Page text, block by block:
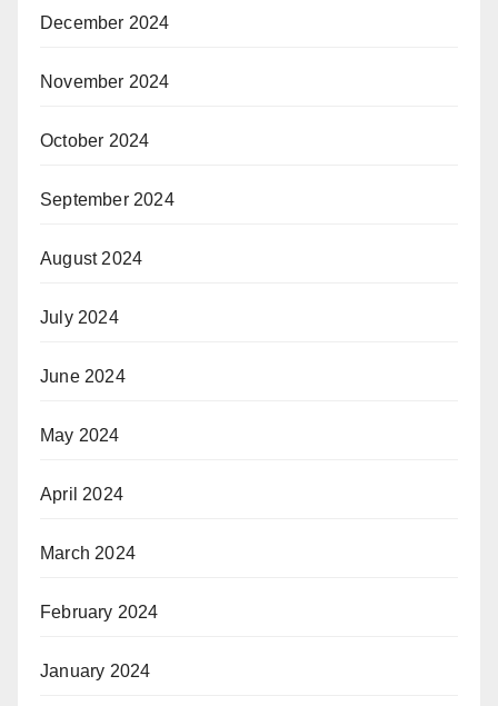
December 2024
November 2024
October 2024
September 2024
August 2024
July 2024
June 2024
May 2024
April 2024
March 2024
February 2024
January 2024